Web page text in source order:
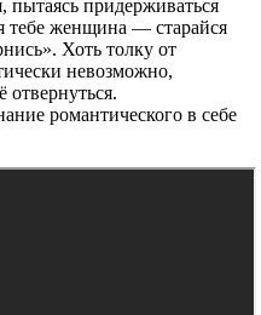
пытаясь придерживаться
тебе женщина — старайся
Хоть толку от
невозможно,
отвернуться.
романтического в себе